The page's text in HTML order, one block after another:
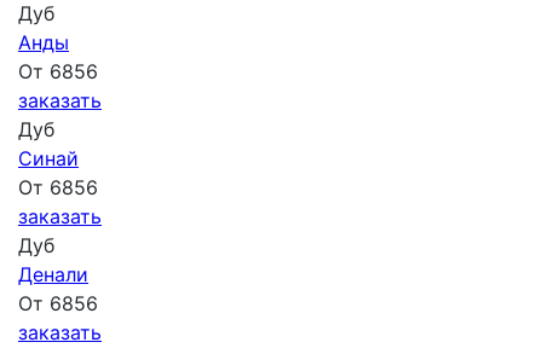
Дуб
Анды
От 6856
заказать
Дуб
Синай
От 6856
заказать
Дуб
Денали
От 6856
заказать